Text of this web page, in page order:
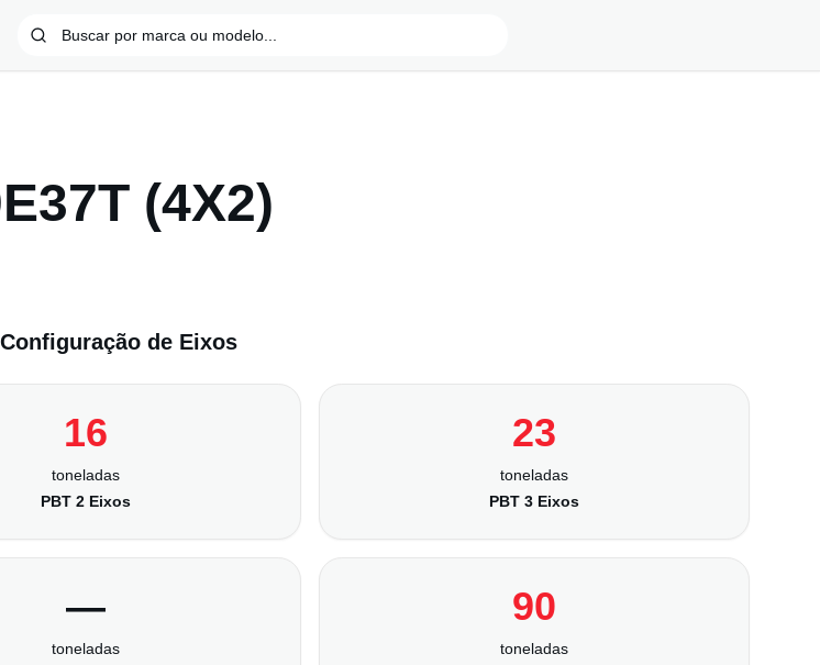
(4X2)
de Eixos
16
toneladas
PBT 2 Eixos
23
toneladas
PBT 3 Eixos
—
toneladas
90
toneladas